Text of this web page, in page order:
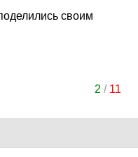
своим
2 / 11